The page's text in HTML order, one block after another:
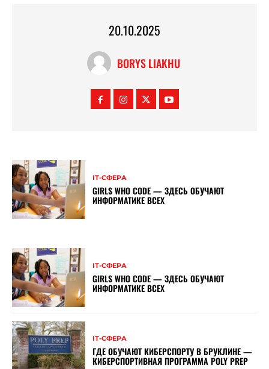
20.10.2025
BORYS LIAKHU
ІТ-СФЕРА
GIRLS WHO CODE — ЗДЕСЬ ОБУЧАЮТ
ИНФОРМАТИКЕ ВСЕХ
ІТ-СФЕРА
GIRLS WHO CODE — ЗДЕСЬ ОБУЧАЮТ
ИНФОРМАТИКЕ ВСЕХ
ІТ-СФЕРА
ГДЕ ОБУЧАЮТ КИБЕРСПОРТУ В БРУКЛИНЕ —
КИБЕРСПОРТИВНАЯ ПРОГРАММА POLY PREP